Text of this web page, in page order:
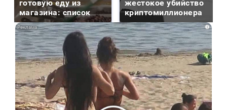
готовую еду из
магазина: список
жестокое убийство
криптомиллионера
i